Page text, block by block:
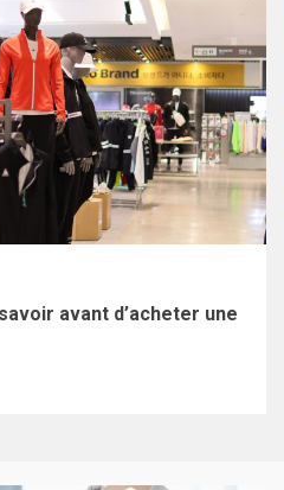
avant d’acheter une